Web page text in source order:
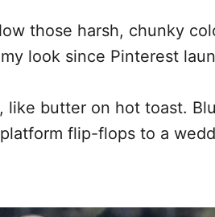
those harsh, chunky
look since Pinterest
like butter on hot toast.
flip-flops to a